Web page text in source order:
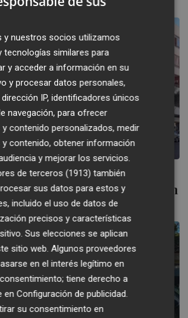
compras en la provincia de
la empresa de Televisión
y nuestros socios utilizamos
tecnologías similares para
y acceder a información en su
y procesar datos personales,
IP, identificadores únicos
navegación, para ofrecer
y contenido personalizados, medir
y contenido, obtener información
y mejorar los servicios.
de terceros (1913) también
sus datos para estos y
incluido el uso de datos de
precisos y características
Sus elecciones se aplican
sitio web. Algunos proveedores
en el interés legítimo en
tiene derecho a
enConfiguración de publicidad.
su consentimiento en